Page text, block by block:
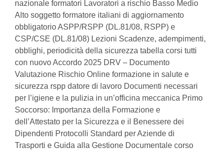
nazionale formatori Lavoratori a rischio Basso Medio
Alto soggetto formatore italiani di aggiornamento
obbligatorio ASPP/RSPP (DL.81/08, RSPP) e
CSP/CSE (DL.81/08) Lezioni Scadenze, adempimenti,
obblighi, periodicità della sicurezza tabella corsi tutti
con nuovo Accordo 2025 DRV – Documento
Valutazione Rischio Online formazione in salute e
sicurezza rspp datore di lavoro Documenti necessari
per l’igiene e la pulizia in un’officina meccanica Primo
Soccorso: Importanza della Formazione e
dell’Attestato per la Sicurezza e il Benessere dei
Dipendenti Protocolli Standard per Aziende di
Trasporti e Guida alla Gestione Documentale corso